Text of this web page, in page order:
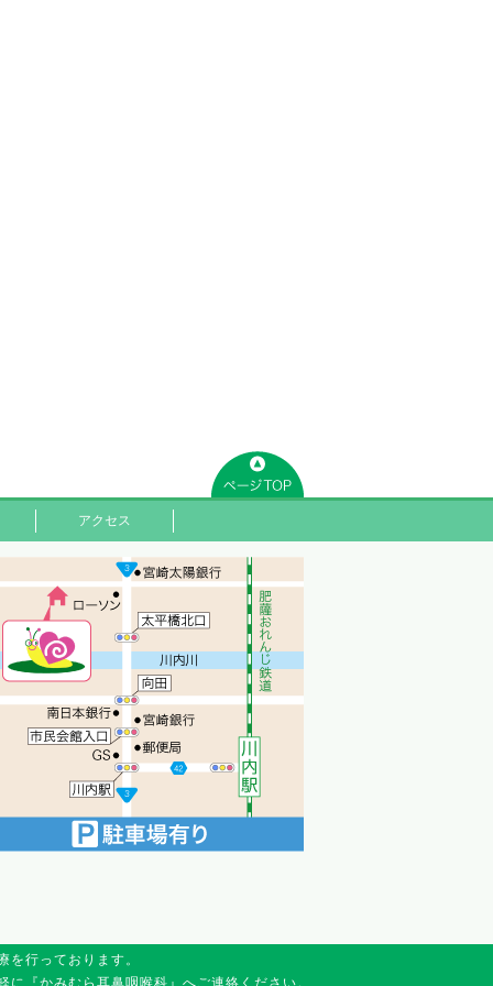
アクセス
行っております。
『かみむら耳鼻咽喉科』へご連絡ください。